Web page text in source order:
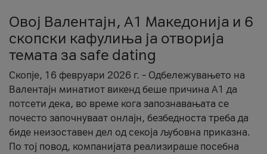
Овој Валентајн, A1 Македонија и 6
скопски кафулиња ја отворија
темата за safe dating
Скопје, 16 февруари 2026 г. – Одбележувањето на
Валентајн минатиот викенд беше причина А1 да
потсети дека, во време кога запознавањата се
почесто започнуваат онлајн, безбедноста треба да
биде неизоставен дел од секоја љубовна приказна.
По тој повод, компанијата реализираше посебна